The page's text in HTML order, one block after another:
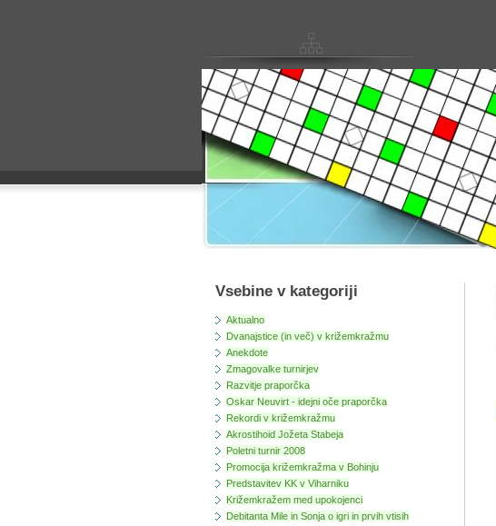
Vsebine v kategoriji
Aktualno
Dvanajstice (in več) v križemkražmu
Anekdote
Zmagovalke turnirjev
Razvitje praporčka
Oskar Neuvirt - idejni oče praporčka
Rekordi v križemkražmu
Akrostihoid Jožeta Stabeja
Poletni turnir 2008
Promocija križemkražma v Bohinju
Predstavitev KK v Viharniku
Križemkražem med upokojenci
Debitanta Mile in Sonja o igri in prvih vtisih